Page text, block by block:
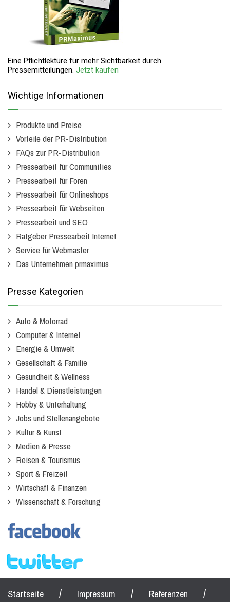
Eine Pflichtlektüre für mehr Sichtbarkeit durch
Pressemitteilungen. Jetzt kaufen
Wichtige Informationen
Produkte und Preise
Vorteile der PR-Distribution
FAQs zur PR-Distribution
Pressearbeit für Communities
Pressearbeit für Foren
Pressearbeit für Onlineshops
Pressearbeit für Webseiten
Pressearbeit und SEO
Ratgeber Pressearbeit Internet
Service für Webmaster
Das Unternehmen prmaximus
Presse Kategorien
Auto & Motorrad
Computer & Internet
Energie & Umwelt
Gesellschaft & Familie
Gesundheit & Wellness
Handel & Dienstleistungen
Hobby & Unterhaltung
Jobs und Stellenangebote
Kultur & Kunst
Medien & Presse
Reisen & Tourismus
Sport & Freizeit
Wirtschaft & Finanzen
Wissenschaft & Forschung
Startseite / Impressum / Referenzen /